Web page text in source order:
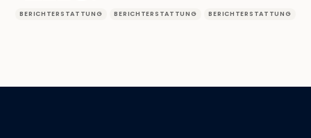
BERICHTERSTATTUNG BERICHTERSTATTUNG BERICHTERSTATTUNG